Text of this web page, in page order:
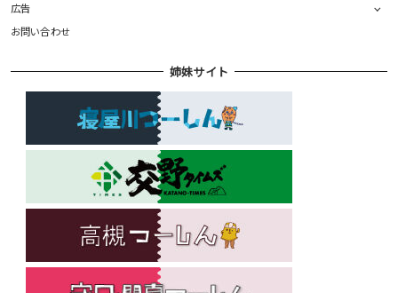
広告
お問い合わせ
姉妹サイト